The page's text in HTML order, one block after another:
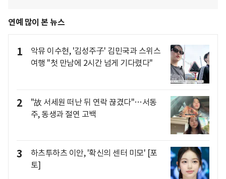
연예 많이 본 뉴스
1
악뮤 이수현, '김성주子' 김민국과 스위스
여행 "첫 만남에 2시간 넘게 기다렸다"
2
"故 서세원 떠난 뒤 연락 끊겼다"…서동
주, 동생과 절연 고백
3
하츠투하츠 이안, '확신의 센터 미모' [포
토]